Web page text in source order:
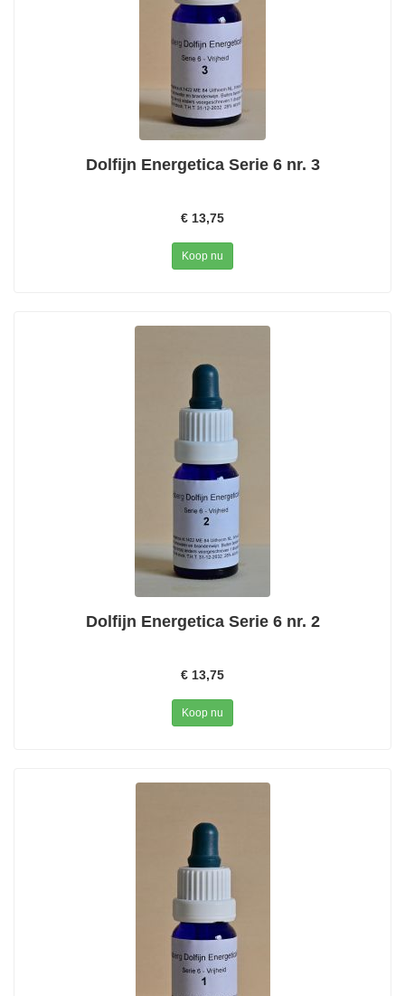
Dolfijn Energetica Serie 6 nr. 3
€ 13,75
Koop nu
Dolfijn Energetica Serie 6 nr. 2
€ 13,75
Koop nu